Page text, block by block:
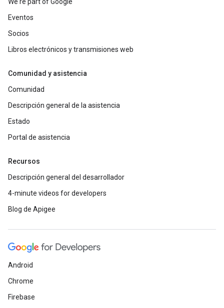
We're part of Google
Eventos
Socios
Libros electrónicos y transmisiones web
Comunidad y asistencia
Comunidad
Descripción general de la asistencia
Estado
Portal de asistencia
Recursos
Descripción general del desarrollador
4-minute videos for developers
Blog de Apigee
Android
Chrome
Firebase